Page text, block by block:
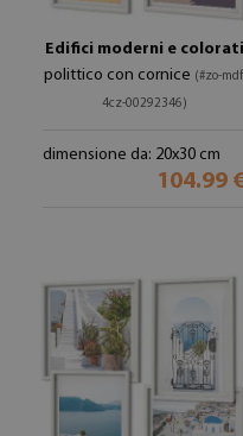
Edifici moderni e colorati
polittico con cornice (#zo-
4cz-00292346)
dimensione da: 20x30 cm
104.99